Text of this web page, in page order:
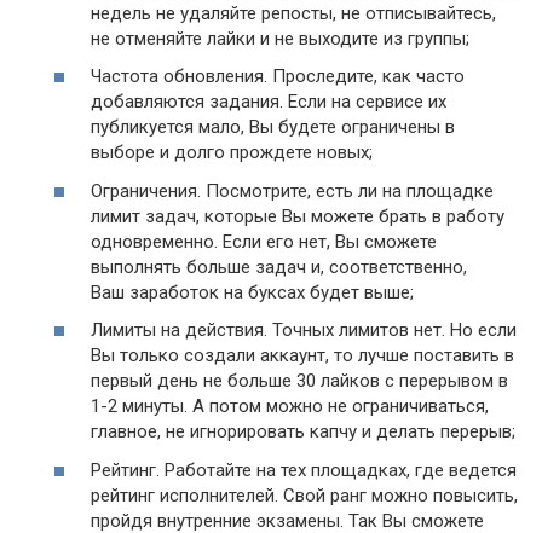
недель не удаляйте репосты, не отписывайтесь,
не отменяйте лайки и не выходите из группы;
Частота обновления. Проследите, как часто
добавляются задания. Если на сервисе их
публикуется мало, Вы будете ограничены в
выборе и долго прождете новых;
Ограничения. Посмотрите, есть ли на площадке
лимит задач, которые Вы можете брать в работу
одновременно. Если его нет, Вы сможете
выполнять больше задач и, соответственно,
Ваш заработок на буксах будет выше;
Лимиты на действия. Точных лимитов нет. Но если
Вы только создали аккаунт, то лучше поставить в
первый день не больше 30 лайков с перерывом в
1-2 минуты. А потом можно не ограничиваться,
главное, не игнорировать капчу и делать перерыв;
Рейтинг. Работайте на тех площадках, где ведется
рейтинг исполнителей. Свой ранг можно повысить,
пройдя внутренние экзамены. Так Вы сможете